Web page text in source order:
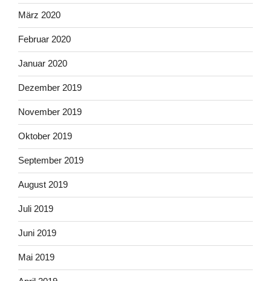
März 2020
Februar 2020
Januar 2020
Dezember 2019
November 2019
Oktober 2019
September 2019
August 2019
Juli 2019
Juni 2019
Mai 2019